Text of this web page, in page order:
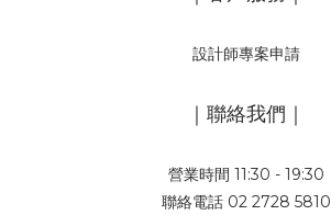
設計師專案申請
｜聯絡我們｜
營業時間 11:30 - 19:30
聯絡電話 02 2728 5810